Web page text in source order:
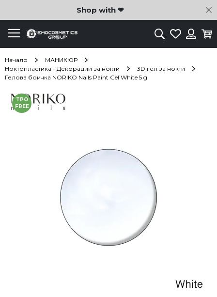
Shop with ❤
ТърсенеЛюбими
Начало
МАНИКЮР
Ноктопластика - Декорации за нокти
3D гел за нокти
Гелова боичка NORIKO Nails Paint Gel White 5 g
TPO
FREE
Преминете
към
края